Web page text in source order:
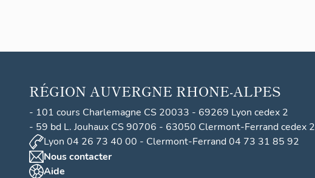
RÉGION AUVERGNE RHONE-ALPES
- 101 cours Charlemagne CS 20033 - 69269 Lyon cedex 2
- 59 bd L. Jouhaux CS 90706 - 63050 Clermont-Ferrand cedex 2
Lyon 04 26 73 40 00 - Clermont-Ferrand 04 73 31 85 92
Nous contacter
Aide